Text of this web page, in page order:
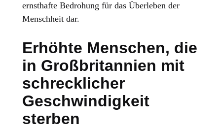
ernsthafte Bedrohung für das Überleben der
Menschheit dar.
Erhöhte Menschen, die
in Großbritannien mit
schrecklicher
Geschwindigkeit
sterben